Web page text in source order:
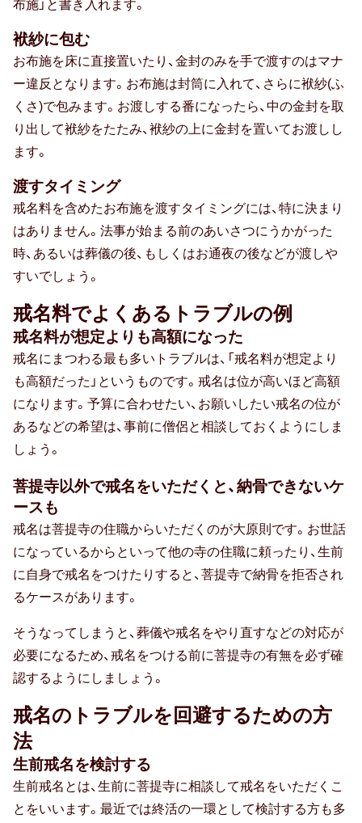
布施」と書き入れます。
袱紗に包む
お布施を床に直接置いたり、金封のみを手で渡すのはマナ
ー違反となります。お布施は封筒に入れて、さらに袱紗(ふ
くさ)で包みます。お渡しする番になったら、中の金封を取
り出して袱紗をたたみ、袱紗の上に金封を置いてお渡しし
ます。
渡すタイミング
戒名料を含めたお布施を渡すタイミングには、特に決まり
はありません。法事が始まる前のあいさつにうかがった
時、あるいは葬儀の後、もしくはお通夜の後などが渡しや
すいでしょう。
戒名料でよくあるトラブルの例
戒名料が想定よりも高額になった
戒名にまつわる最も多いトラブルは、「戒名料が想定より
も高額だった」というものです。戒名は位が高いほど高額
になります。予算に合わせたい、お願いしたい戒名の位が
あるなどの希望は、事前に僧侶と相談しておくようにしま
しょう。
菩提寺以外で戒名をいただくと、納骨できないケ
ースも
戒名は菩提寺の住職からいただくのが大原則です。お世話
になっているからといって他の寺の住職に頼ったり、生前
に自身で戒名をつけたりすると、菩提寺で納骨を拒否され
るケースがあります。
そうなってしまうと、葬儀や戒名をやり直すなどの対応が
必要になるため、戒名をつける前に菩提寺の有無を必ず確
認するようにしましょう。
戒名のトラブルを回避するための方
法
生前戒名を検討する
生前戒名とは、生前に菩提寺に相談して戒名をいただくこ
とをいいます。最近では終活の一環として検討する方も多